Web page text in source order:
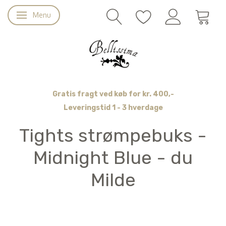
Skifte navigation
Menu
Gratis fragt ved køb for kr. 400,-
Leveringstid 1 - 3 hverdage
Tights strømpebuks -
Midnight Blue - du
Milde